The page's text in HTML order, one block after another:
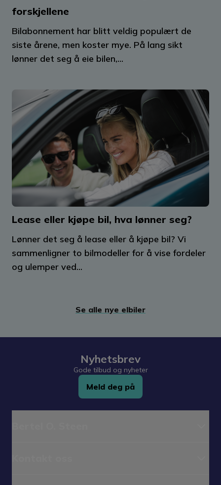
forskjellene
Bilabonnement har blitt veldig populært de
siste årene, men koster mye. På lang sikt
lønner det seg å eie bilen,...
Lease eller kjøpe bil, hva lønner seg?
Lønner det seg å lease eller å kjøpe bil? Vi
sammenligner to bilmodeller for å vise fordeler
og ulemper ved...
Se alle nye elbiler
Nyhetsbrev
Gode tilbud og nyheter
Meld deg på